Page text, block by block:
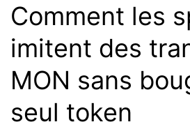
Comment les
imitent des
MON sans
seul token